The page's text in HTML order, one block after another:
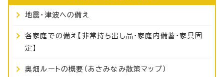
地震・津波への備え
各家庭での備え【非常持ち出し品・家庭内備蓄・家具固
定】
奥畑ルートの概要（あさみなみ散策マップ）